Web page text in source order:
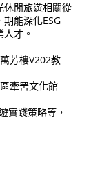
休閒旅遊相關從
能深化ESG
才。
芳樓V202教
牽罟文化館
實踐策略等，